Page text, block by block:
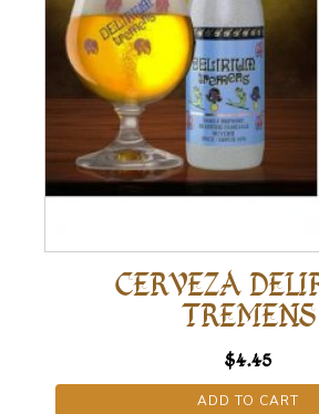
CERVEZA
TREMENS
$4.45
ADD TO CART